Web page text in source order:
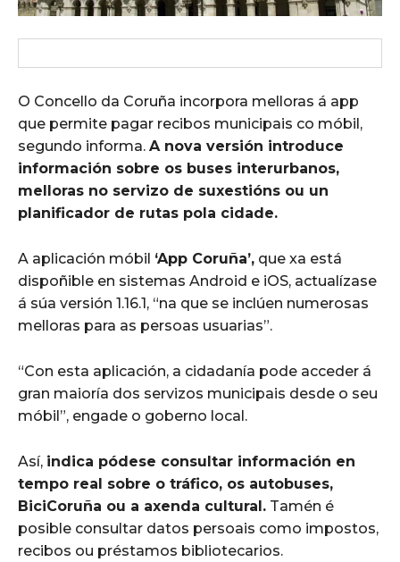
O Concello da Coruña incorpora melloras á app
que permite pagar recibos municipais co móbil,
segundo informa. A nova versión introduce
información sobre os buses interurbanos,
melloras no servizo de suxestións ou un
planificador de rutas pola cidade.
A aplicación móbil ‘App Coruña’, que xa está
dispoñible en sistemas Android e iOS, actualízase
á súa versión 1.16.1, “na que se inclúen numerosas
melloras para as persoas usuarias”.
“Con esta aplicación, a cidadanía pode acceder á
gran maioría dos servizos municipais desde o seu
móbil”, engade o goberno local.
Así, indica pódese consultar información en
tempo real sobre o tráfico, os autobuses,
BiciCoruña ou a axenda cultural. Tamén é
posible consultar datos persoais como impostos,
recibos ou préstamos bibliotecarios.